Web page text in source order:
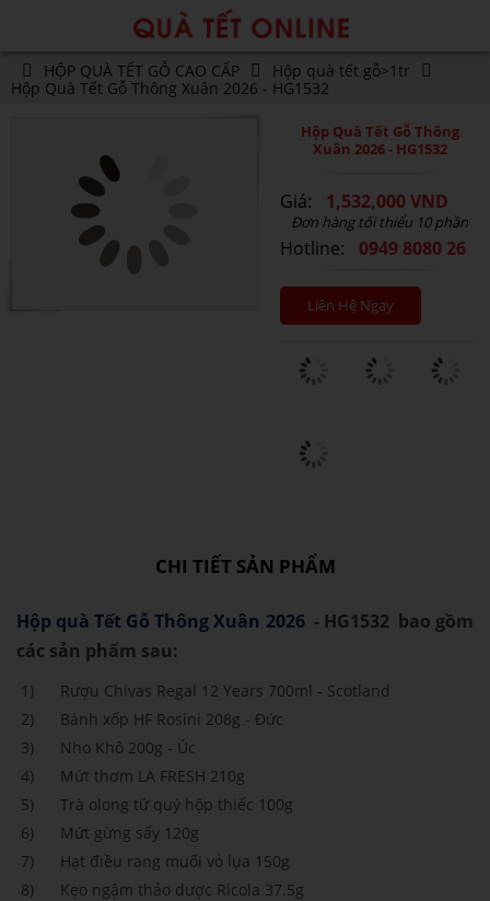
HỘP QUÀ TẾT GỖ CAO CẤP
Hộp quà tết gỗ>1tr
Hộp Quà Tết Gỗ Thông Xuân 2026 - HG1532
Hộp Quà Tết Gỗ Thông
Xuân 2026 - HG1532
Giá: 1,532,000 VND
Đơn hàng tối thiểu 10 phần
Hotline: 0949 8080 26
Liên Hệ Ngay
CHI TIẾT SẢN PHẨM
Hộp quà Tết Gỗ Thông Xuân 2026 - HG1532 bao gồm
các sản phẩm sau:
1) Rượu Chivas Regal 12 Years 700ml - Scotland
2) Bánh xốp HF Rosini 208g - Đức
3) Nho Khô 200g - Úc
4) Mứt thơm LA FRESH 210g
5) Trà olong tứ quý hộp thiếc 100g
6) Mứt gừng sấy 120g
7) Hạt điều rang muối vỏ lụa 150g
8) Kẹo ngậm thảo dược Ricola 37.5g